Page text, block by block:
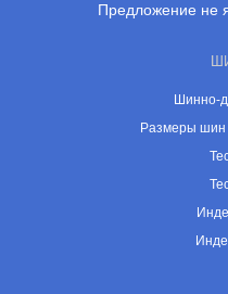
Предложение не
Шинно-
Размеры шин